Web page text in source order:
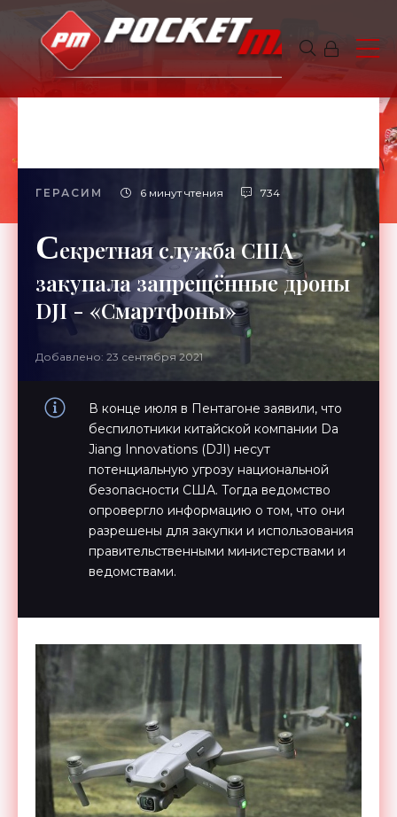
ГЕРАСИМ 6 минут чтения 734
Секретная служба США
закупала запрещённые дроны
DJI - «Смартфоны»
Добавлено: 23 сентября 2021
В конце июля в Пентагоне заявили, что
беспилотники китайской компании Da
Jiang Innovations (DJI) несут
потенциальную угрозу национальной
безопасности США. Тогда ведомство
опровергло информацию о том, что они
разрешены для закупки и использования
правительственными министерствами и
ведомствами.